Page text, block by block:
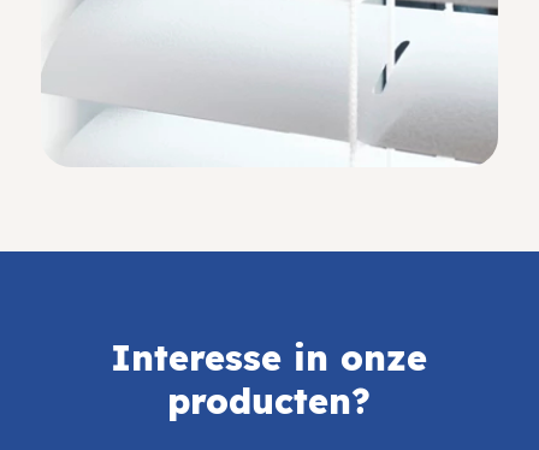
Interesse in onze
producten?